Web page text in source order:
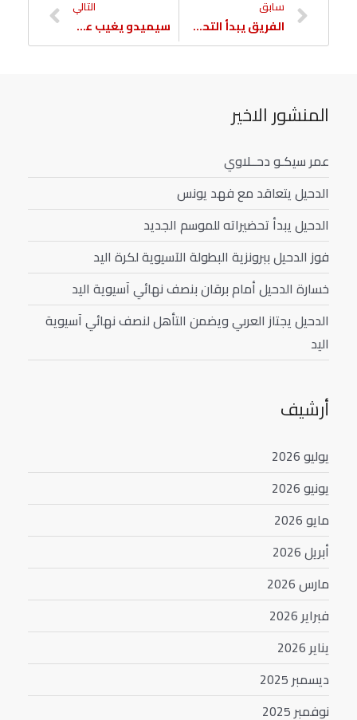
سابق
الفريق يبدأ التحضير لمواجهة أم صلال
التالي
سيميدو يغيب عن الفريق
المنشور الاخير
عمر سيكـو دحــلاوي
الدحيل يتعاقد مع فهد يونس
الدحيل يبدأ تحضيراته للموسم الجديد
فوز الدحيل ببرونزية البطولة الآسيوية لكرة اليد
خسارة الدحيل أمام برقان بنصف نهائي آسيوية اليد
الدحيل يجتاز العربي ويضمن التأهل لنصف نهائي آسيوية
اليد
أرشيف
يوليو 2026
يونيو 2026
مايو 2026
أبريل 2026
مارس 2026
فبراير 2026
يناير 2026
ديسمبر 2025
نوفمبر 2025